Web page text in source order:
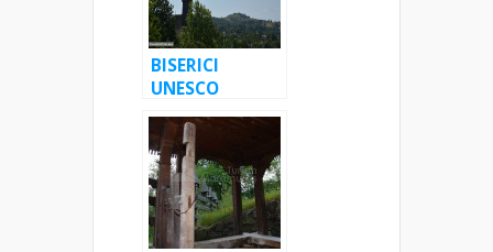
BISERICI
UNESCO
MARAMUREȘ:
Biserica
UNESCO Plopiș